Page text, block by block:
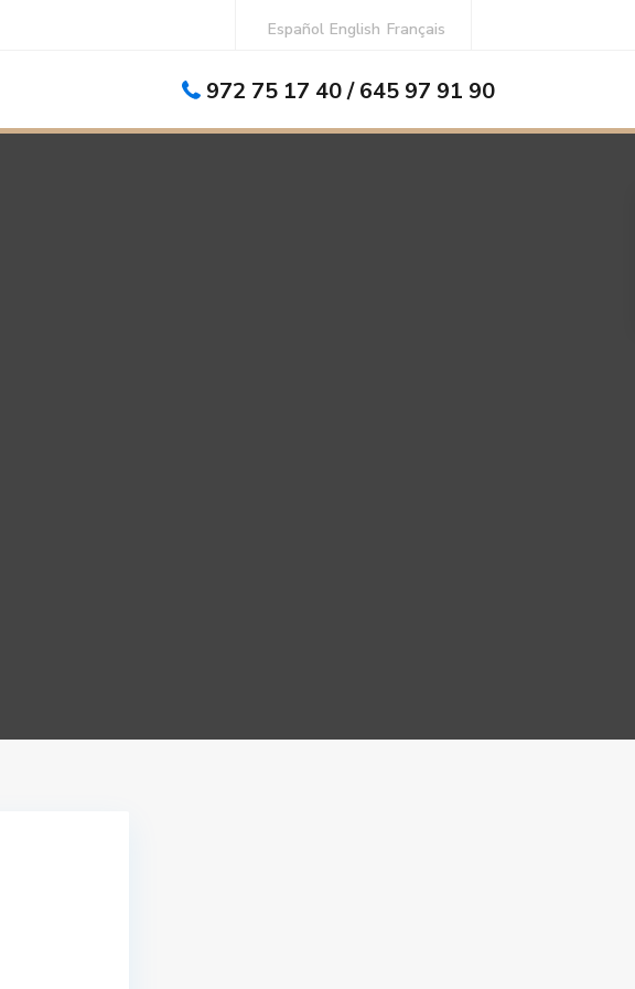
Español English Français
972 75 17 40 / 645 97 91 90